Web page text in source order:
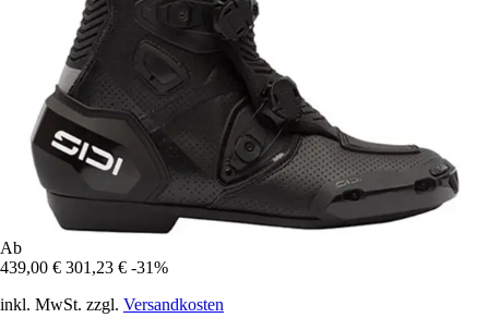
Ab
439,00 € 301,23 € -31%
inkl. MwSt. zzgl. Versandkosten